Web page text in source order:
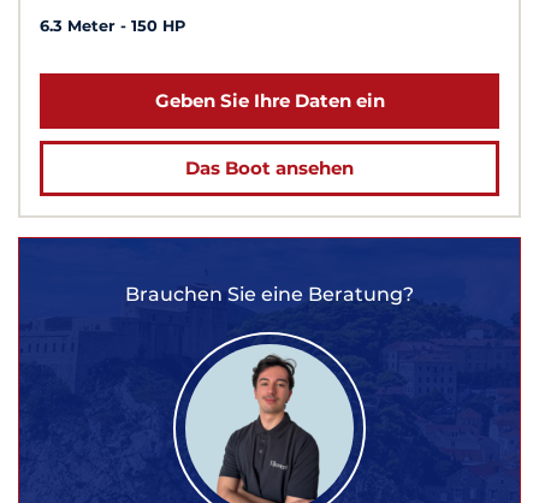
6.3 Meter 150 HP
Geben Sie Ihre Daten ein
Das Boot ansehen
Brauchen Sie eine Beratung?